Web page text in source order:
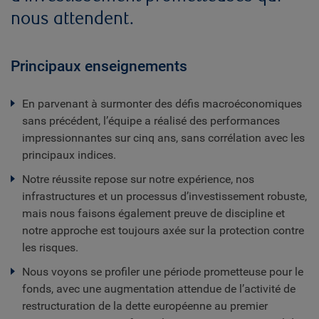
nous attendent.
Principaux enseignements
En parvenant à surmonter des défis macroéconomiques
sans précédent, l’équipe a réalisé des performances
impressionnantes sur cinq ans, sans corrélation avec les
principaux indices.
Notre réussite repose sur notre expérience, nos
infrastructures et un processus d’investissement robuste,
mais nous faisons également preuve de discipline et
notre approche est toujours axée sur la protection contre
les risques.
Nous voyons se profiler une période prometteuse pour le
fonds, avec une augmentation attendue de l’activité de
restructuration de la dette européenne au premier